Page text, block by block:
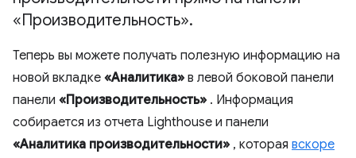
«Производительность».
Теперь вы можете получать полезную информацию на
новой вкладке «Аналитика» в левой боковой панели
панели «Производительность» . Информация
собирается из отчета Lighthouse и панели
«Аналитика производительности» , которая вскоре